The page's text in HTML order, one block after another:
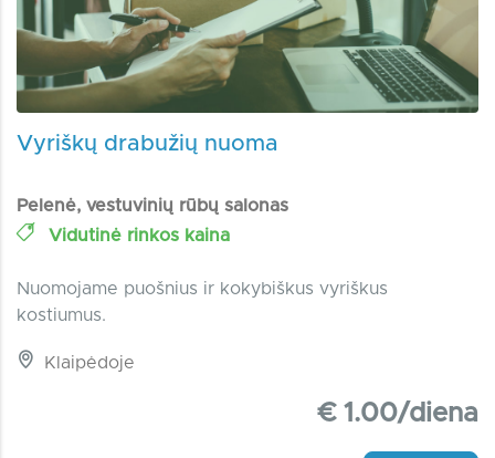
Vyriškų drabužių nuoma
Pelenė, vestuvinių rūbų salonas
Vidutinė rinkos kaina
Nuomojame puošnius ir kokybiškus vyriškus
kostiumus.
Klaipėdoje
€ 1.00/diena